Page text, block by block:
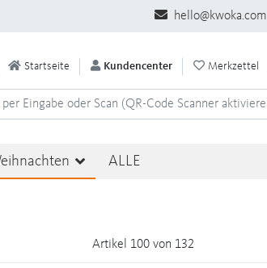
hello@kwoka.com
Startseite Kundencenter Merkzettel
ALLE
Artikel 100 von 132